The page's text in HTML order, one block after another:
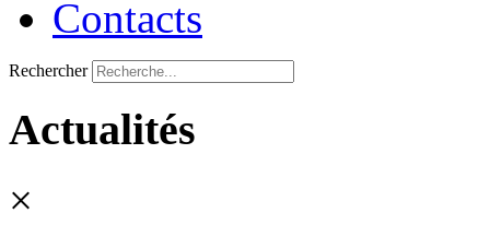
Contacts
Rechercher
Actualités
×